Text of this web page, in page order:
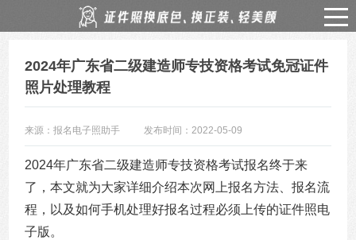
2024年广东省二级建造师专技资格考试免冠证件
照片处理教程
来源：报名电子照助手 发布时间：2022-05-09
2024年广东省二级建造师专技资格考试报名终于来
了，本文就为大家详细介绍本次网上报名方法、报名流
程，以及如何手机处理好报名过程必须上传的证件照电
子版。